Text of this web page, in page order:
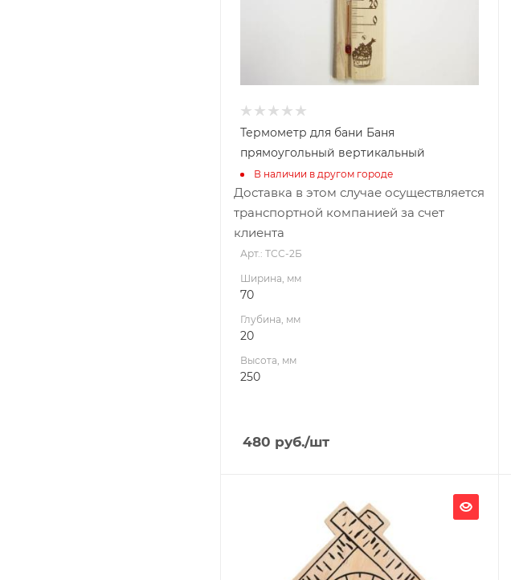
Термометр для бани Баня
прямоугольный вертикальный
В наличии в другом городе
Доставка в этом случае осуществляется
транспортной компанией за счет
клиента
Арт.: ТСС-2Б
Ширина, мм
70
Глубина, мм
20
Высота, мм
250
480 руб./шт